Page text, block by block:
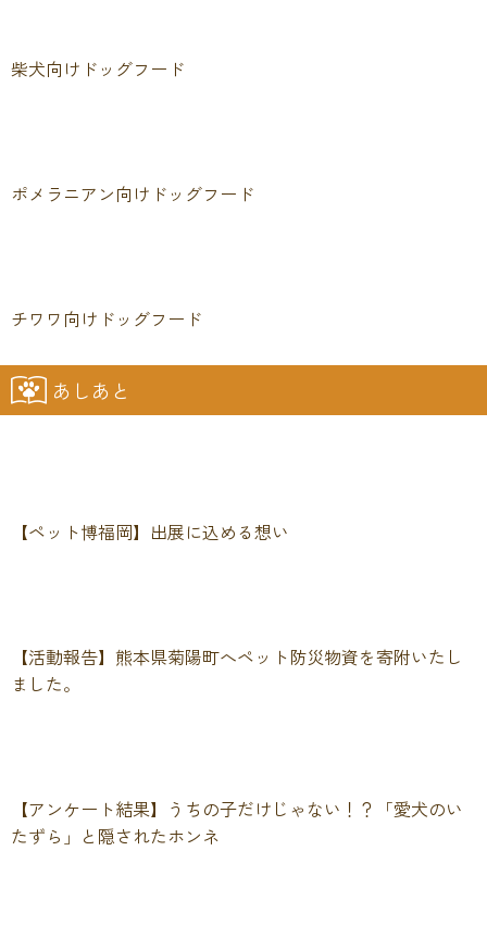
柴犬向けドッグフード
ポメラニアン向けドッグフード
チワワ向けドッグフード
あしあと
【ペット博福岡】出展に込める想い
【活動報告】熊本県菊陽町へペット防災物資を寄附いたし
ました。
【アンケート結果】うちの子だけじゃない！？「愛犬のい
たずら」と隠されたホンネ